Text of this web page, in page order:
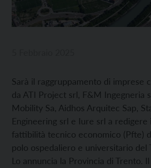
Sarà il raggruppamento di imprese
da ATI Project srl, F&M Ingegneria
Mobility Sa, Aidhos Arquitec Sap,
Engineering srl e Iure srl a redigere
fattibilità tecnico economico (Pfte)
polo ospedaliero e universitario del
Lo annuncia la Provincia di Trento.